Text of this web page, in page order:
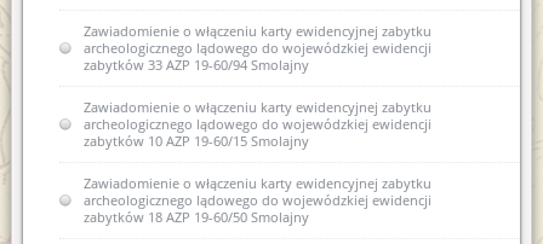
Zawiadomienie o włączeniu karty ewidencyjnej zabytku
archeologicznego lądowego do wojewódzkiej ewidencji
zabytków 33 AZP 19-60/94 Smolajny
Zawiadomienie o włączeniu karty ewidencyjnej zabytku
archeologicznego lądowego do wojewódzkiej ewidencji
zabytków 10 AZP 19-60/15 Smolajny
Zawiadomienie o włączeniu karty ewidencyjnej zabytku
archeologicznego lądowego do wojewódzkiej ewidencji
zabytków 18 AZP 19-60/50 Smolajny